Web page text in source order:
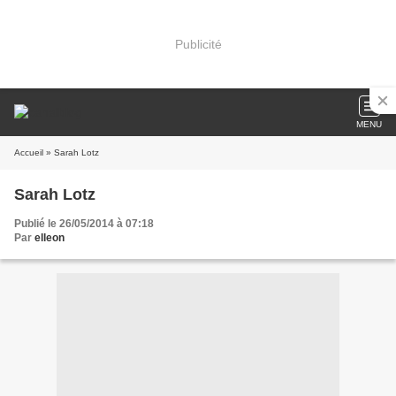
Publicité
MENU
Accueil » Sarah Lotz
Sarah Lotz
Publié le 26/05/2014 à 07:18
Par elleon